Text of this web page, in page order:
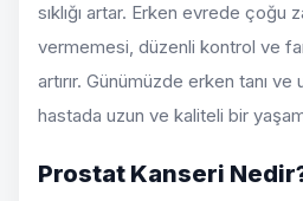
sıklığı artar. Erken evrede çoğu
vermemesi, düzenli kontrol ve
artırır. Günümüzde erken tanı
hastada uzun ve kaliteli bir
Prostat Kanseri